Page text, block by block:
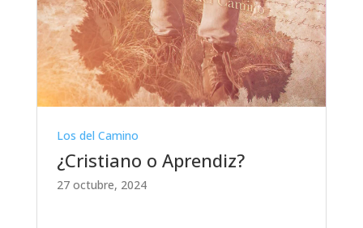
Los del Camino
¿Cristiano o Aprendiz?
27 octubre, 2024